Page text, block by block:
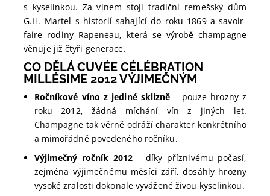
s kyselinkou. Za vínem stojí tradiční remešský dům
G.H. Martel s historií sahající do roku 1869 a savoir-
faire rodiny Rapeneau, která se výrobě champagne
věnuje již čtyři generace.
CO DĚLÁ CUVÉE CÉLÉBRATION
MILLÉSIME 2012 VÝJIMEČNÝM
Ročníkové víno z jediné sklizně – pouze hrozny z
roku 2012, žádná míchání vín z jiných let.
Champagne tak věrně odráží charakter konkrétního
a mimořádně povedeného ročníku.
Výjimečný ročník 2012 – díky příznivému počasí,
zejména výjimečnému měsíci září, dosáhly hrozny
vysoké zralosti dokonale vyvážené živou kyselinkou.